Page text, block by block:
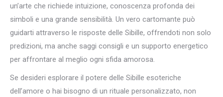
un’arte che richiede intuizione, conoscenza profonda dei
simboli e una grande sensibilità. Un vero cartomante può
guidarti attraverso le risposte delle Sibille, offrendoti non solo
predizioni, ma anche saggi consigli e un supporto energetico
per affrontare al meglio ogni sfida amorosa.
Se desideri esplorare il potere delle Sibille esoteriche
dell’amore o hai bisogno di un rituale personalizzato, non